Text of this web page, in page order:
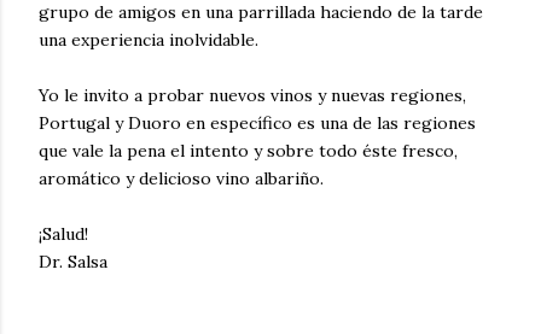
grupo de amigos en una parrillada haciendo de la tarde
una experiencia inolvidable.
Yo le invito a probar nuevos vinos y nuevas regiones,
Portugal y Duoro en específico es una de las regiones
que vale la pena el intento y sobre todo éste fresco,
aromático y delicioso vino albariño.
¡Salud!
Dr. Salsa